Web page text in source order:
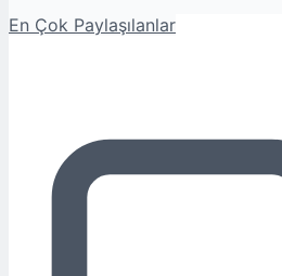
En Çok Paylaşılanlar